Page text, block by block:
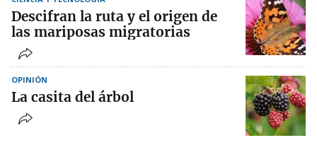
Descifran la ruta y el origen de
las mariposas migratorias
OPINIÓN
La casita del árbol